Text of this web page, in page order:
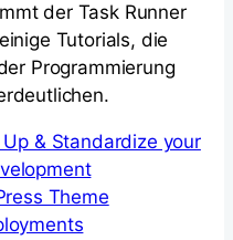
der Task Runner
Tutorials, die
Programmierung
& Standardize your
Theme